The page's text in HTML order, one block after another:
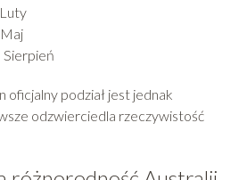
Sierpień
oficjalny podział jest jednak
odzwierciedla rzeczywistość